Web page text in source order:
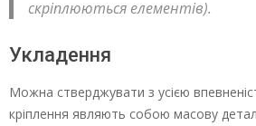
скріплюються елементів).
Укладення
Можна стверджувати з усією
кріплення являють собою масову